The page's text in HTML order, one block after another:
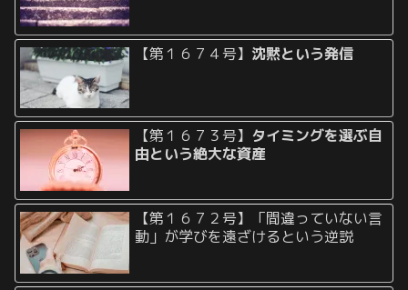
【第１６７４号】 沈黙という発信
【第１６７３号】 タイミングを選ぶ自
由という絶大な資産
【第１６７２号】「間違っていない言
動」が学びを遠ざけるという逆説